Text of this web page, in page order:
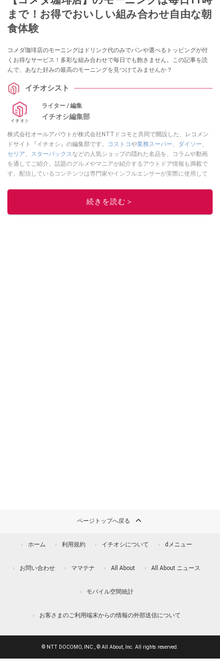
まで！お得でおいしい組み合わせ自由な朝
食体験
コメダ珈琲店のモーニングはドリンク代のみでパンや選べるトッピングが付
くお得なサービス！多彩な組み合わせで毎日でも飽きません。この記事を読
んで、あなた好みの最高のモーニングを見つけてみませんか？
イチオシスト
ライター / 編集
イチオシ編集部
株式会社オールアバウトが株式会社NTTドコモと共同で開設した、レコメン
ドサイト『イチオシ』の編集部です。
コストコや業務スーパー、 ダイソー、
セリア、 スターバックスなどの人気ショップの隠れた名品を、コラムや動画
を通してご紹介。話題のグルメやマニアが紹介するアウトドア情報も満載で
す。配信しているコンテンツは専門家やインフルエンサーが実際に使用して
ニュースでフォロー
続きを読む＞
ページトップへ戻る
ホーム 利用規約 イチオシについて dメニュー
お問い合わせ ママテナ All About All About ニュース
モバイル空間統計
お客さまのご利用端末からの情報の外部送信について
© NTT DOCOMO, INC., © All About, Inc. All rights reserved.